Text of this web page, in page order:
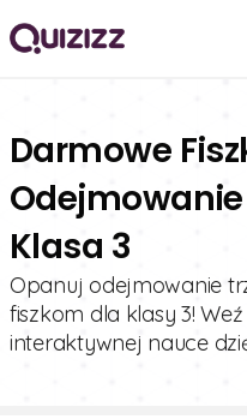
Darmowe
Klasa 3
Opanuj odejmowanie
fiszkom dla klasy 3!
interaktywnej nauce